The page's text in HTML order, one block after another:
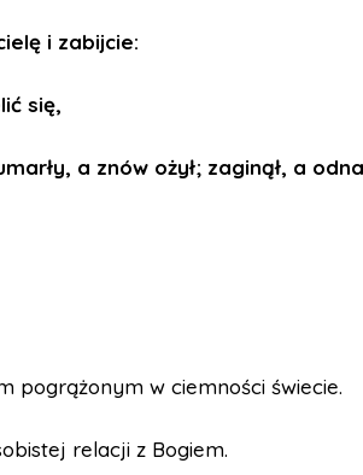
i zabijcie:
się,
a znów ożył; zaginął, a
pogrążonym w ciemności świecie.
relacji z Bogiem.